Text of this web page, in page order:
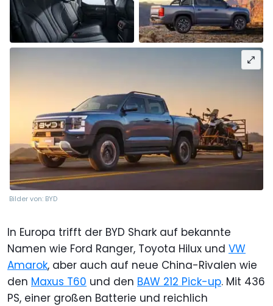
Bilder von: BYD
In Europa trifft der BYD Shark auf bekannte
Namen wie Ford Ranger, Toyota Hilux und VW
Amarok, aber auch auf neue China-Rivalen wie
den Maxus T60 und den BAW 212 Pick-up. Mit 436
PS, einer großen Batterie und reichlich